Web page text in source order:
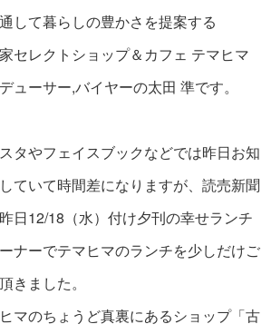
して暮らしの豊かさを提案する
セレクトショップ＆カフェ テマヒマ
ューサー,バイヤーの太田 準です。
タやフェイスブックなどでは昨日お知
ていて時間差になりますが、読売新聞
日12/18（水）付け夕刊の幸せランチ
ナーでテマヒマのランチを少しだけご
きました。
マのちょうど真裏にあるショップ「古